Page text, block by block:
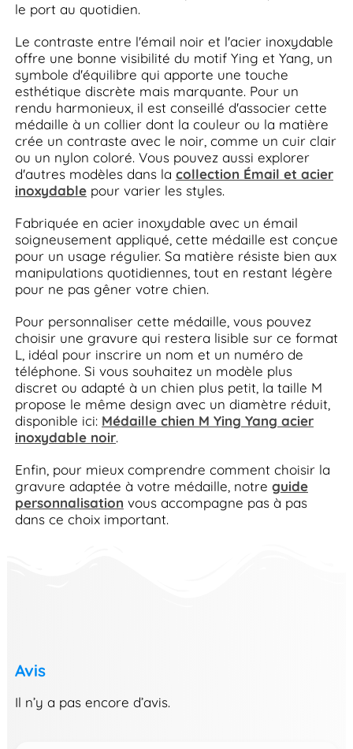
le port au quotidien.
Le contraste entre l'émail noir et l'acier inoxydable
offre une bonne visibilité du motif Ying et Yang, un
symbole d'équilibre qui apporte une touche
esthétique discrète mais marquante. Pour un
rendu harmonieux, il est conseillé d'associer cette
médaille à un collier dont la couleur ou la matière
crée un contraste avec le noir, comme un cuir clair
ou un nylon coloré. Vous pouvez aussi explorer
d'autres modèles dans la collection Émail et acier
inoxydablepour varier les styles.
Fabriquée en acier inoxydable avec un émail
soigneusement appliqué, cette médaille est conçue
pour un usage régulier. Sa matière résiste bien aux
manipulations quotidiennes, tout en restant légère
pour ne pas gêner votre chien.
Pour personnaliser cette médaille, vous pouvez
choisir une gravure qui restera lisible sur ce format
L, idéal pour inscrire un nom et un numéro de
téléphone. Si vous souhaitez un modèle plus
discret ou adapté à un chien plus petit, la taille M
propose le même design avec un diamètre réduit,
disponible ici: Médaille chien M Ying Yang acier
inoxydable noir.
Enfin, pour mieux comprendre comment choisir la
gravure adaptée à votre médaille, notre guide
personnalisation vous accompagne pas à pas
dans ce choix important.
Avis
Il n’y a pas encore d’avis.